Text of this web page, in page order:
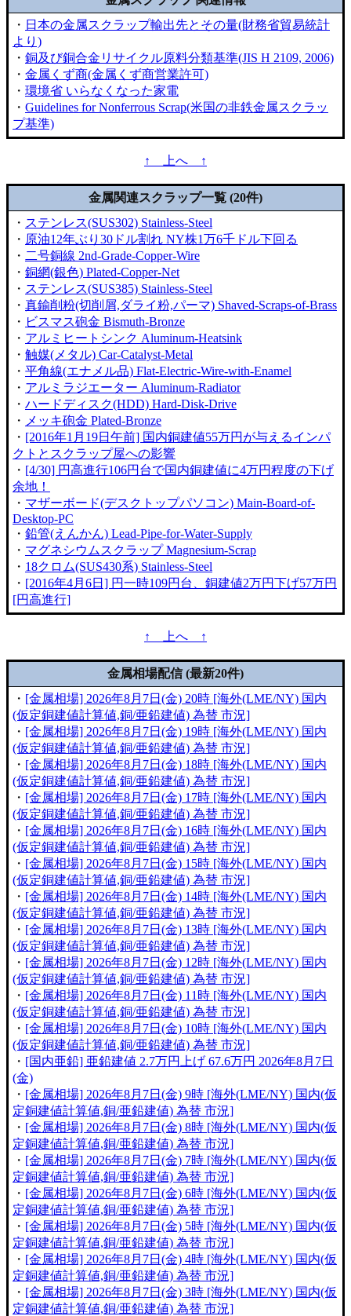
・ 日本の金属スクラップ輸出先とその量(財務省貿易統計
より)
・ 銅及び銅合金リサイクル原料分類基準(JIS H 2109, 2006)
・ 金属くず商(金属くず商営業許可)
・ 環境省 いらなくなった家電
・ Guidelines for Nonferrous Scrap(米国の非鉄金属スクラッ
プ基準)
↑ 上へ ↑
金属関連スクラップ一覧 (20件)
・ ステンレス(SUS302) Stainless-Steel
・ 原油12年ぶり30ドル割れ NY株1万6千ドル下回る
・ 二号銅線 2nd-Grade-Copper-Wire
・ 銅網(銀色) Plated-Copper-Net
・ ステンレス(SUS385) Stainless-Steel
・ 真鍮削粉(切削屑,ダライ粉,パーマ) Shaved-Scraps-of-Brass
・ ビスマス砲金 Bismuth-Bronze
・ アルミヒートシンク Aluminum-Heatsink
・ 触媒(メタル) Car-Catalyst-Metal
・ 平角線(エナメル品) Flat-Electric-Wire-with-Enamel
・ アルミラジエーター Aluminum-Radiator
・ ハードディスク(HDD) Hard-Disk-Drive
・ メッキ砲金 Plated-Bronze
・ [2016年1月19日午前] 国内銅建値55万円が与えるインパ
クトとスクラップ屋への影響
・ [4/30] 円高進行106円台で国内銅建値に4万円程度の下げ
余地！
・ マザーボード(デスクトップパソコン) Main-Board-of-
Desktop-PC
・ 鉛管(えんかん) Lead-Pipe-for-Water-Supply
・ マグネシウムスクラップ Magnesium-Scrap
・ 18クロム(SUS430系) Stainless-Steel
・ [2016年4月6日] 円一時109円台、銅建値2万円下げ57万円
[円高進行]
↑ 上へ ↑
金属相場配信 (最新20件)
・ [金属相場] 2026年8月7日(金) 20時 [海外(LME/NY) 国内
(仮定銅建値計算値,銅/亜鉛建値) 為替 市況]
・ [金属相場] 2026年8月7日(金) 19時 [海外(LME/NY) 国内
(仮定銅建値計算値,銅/亜鉛建値) 為替 市況]
・ [金属相場] 2026年8月7日(金) 18時 [海外(LME/NY) 国内
(仮定銅建値計算値,銅/亜鉛建値) 為替 市況]
・ [金属相場] 2026年8月7日(金) 17時 [海外(LME/NY) 国内
(仮定銅建値計算値,銅/亜鉛建値) 為替 市況]
・ [金属相場] 2026年8月7日(金) 16時 [海外(LME/NY) 国内
(仮定銅建値計算値,銅/亜鉛建値) 為替 市況]
・ [金属相場] 2026年8月7日(金) 15時 [海外(LME/NY) 国内
(仮定銅建値計算値,銅/亜鉛建値) 為替 市況]
・ [金属相場] 2026年8月7日(金) 14時 [海外(LME/NY) 国内
(仮定銅建値計算値,銅/亜鉛建値) 為替 市況]
・ [金属相場] 2026年8月7日(金) 13時 [海外(LME/NY) 国内
(仮定銅建値計算値,銅/亜鉛建値) 為替 市況]
・ [金属相場] 2026年8月7日(金) 12時 [海外(LME/NY) 国内
(仮定銅建値計算値,銅/亜鉛建値) 為替 市況]
・ [金属相場] 2026年8月7日(金) 11時 [海外(LME/NY) 国内
(仮定銅建値計算値,銅/亜鉛建値) 為替 市況]
・ [金属相場] 2026年8月7日(金) 10時 [海外(LME/NY) 国内
(仮定銅建値計算値,銅/亜鉛建値) 為替 市況]
・ [国内亜鉛] 亜鉛建値 2.7万円上げ 67.6万円 2026年8月7日
(金)
・ [金属相場] 2026年8月7日(金) 9時 [海外(LME/NY) 国内(仮
定銅建値計算値,銅/亜鉛建値) 為替 市況]
・ [金属相場] 2026年8月7日(金) 8時 [海外(LME/NY) 国内(仮
定銅建値計算値,銅/亜鉛建値) 為替 市況]
・ [金属相場] 2026年8月7日(金) 7時 [海外(LME/NY) 国内(仮
定銅建値計算値,銅/亜鉛建値) 為替 市況]
・ [金属相場] 2026年8月7日(金) 6時 [海外(LME/NY) 国内(仮
定銅建値計算値,銅/亜鉛建値) 為替 市況]
・ [金属相場] 2026年8月7日(金) 5時 [海外(LME/NY) 国内(仮
定銅建値計算値,銅/亜鉛建値) 為替 市況]
・ [金属相場] 2026年8月7日(金) 4時 [海外(LME/NY) 国内(仮
定銅建値計算値,銅/亜鉛建値) 為替 市況]
・ [金属相場] 2026年8月7日(金) 3時 [海外(LME/NY) 国内(仮
定銅建値計算値,銅/亜鉛建値) 為替 市況]